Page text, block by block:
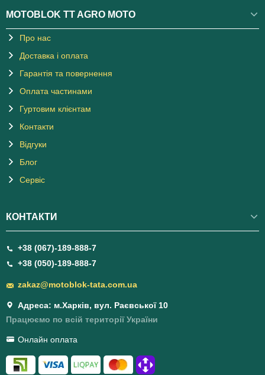
MOTOBLOK TT AGRO MOTO
Про нас
Доставка і оплата
Гарантія та повернення
Оплата частинами
Гуртовим клієнтам
Контакти
Відгуки
Блог
Сервіс
КОНТАКТИ
+38 (067)-189-888-7
+38 (050)-189-888-7
zakaz@motoblok-tata.com.ua
Адреса: м.Харків, вул. Раєвської 10
Працюємо по всій території України
Онлайн оплата